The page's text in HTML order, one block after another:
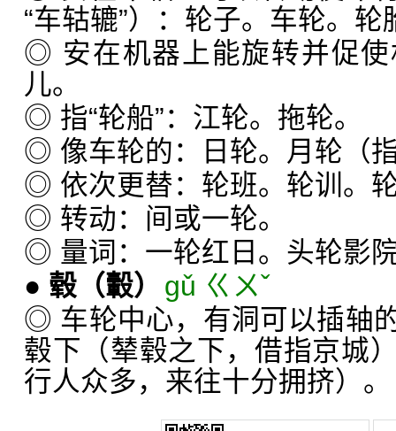
“车轱辘”）：轮子。车轮。轮
◎ 安在机器上能旋转并促
儿。
◎ 指“轮船”：江轮。拖轮。
◎ 像车轮的：日轮。月轮（
◎ 依次更替：轮班。轮训。
◎ 转动：间或一轮。
◎ 量词：一轮红日。头轮影
● 毂 （轂）
gǔ ㄍㄨˇ
◎ 车轮中心，有洞可以插轴
毂下（辇毂之下，借指京城
行人众多，来往十分拥挤）。